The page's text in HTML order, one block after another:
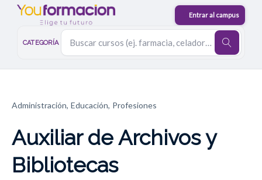
CATEGORÍA
Administración, Educación, Profesiones
Auxiliar de Archivos y
Bibliotecas